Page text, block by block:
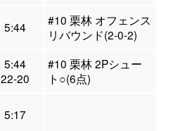
5:44
#10 栗林 オフェンス
リバウンド(2-0-2)
5:44
22-20
#10 栗林 2Pシュー
ト○(6点)
5:17